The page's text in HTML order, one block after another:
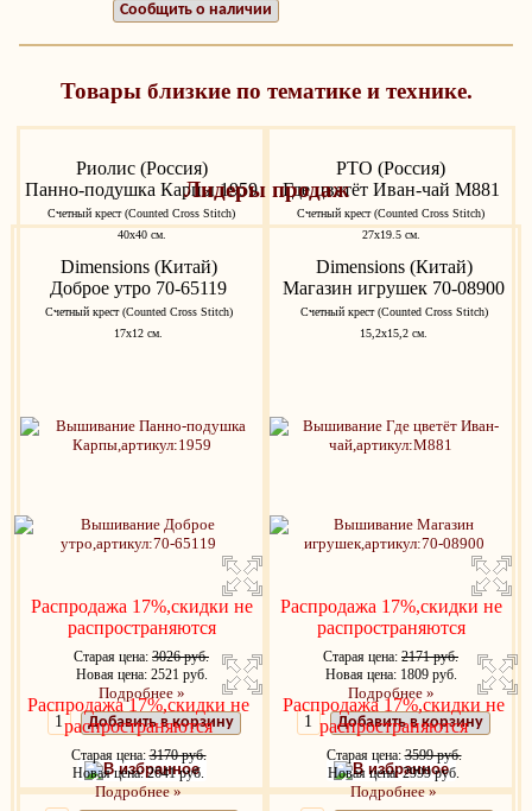
Сообщить о наличии
Товары близкие по тематике и технике.
Риолис (Россия)
Панно-подушка Карпы 1959
Счетный крест (Counted Cross Stitch)
40х40 см.
Распродажа 17%,скидки не
распространяются
Старая цена: 3026 руб.
Новая цена: 2521 руб.
Подробнее »
Добавить в корзину
В избранное
РТО (Россия)
Где цветёт Иван-чай M881
Счетный крест (Counted Cross Stitch)
27x19.5 см.
Распродажа 17%,скидки не
распространяются
Старая цена: 2171 руб.
Новая цена: 1809 руб.
Подробнее »
Добавить в корзину
В избранное
Лидеры продаж
Dimensions (Китай)
Доброе утро 70-65119
Счетный крест (Counted Cross Stitch)
17х12 см.
Распродажа 17%,скидки не
распространяются
Старая цена:3170 руб.
Новая цена: 2641 руб.
Подробнее »
Dimensions (Китай)
Магазин игрушек 70-08900
Счетный крест (Counted Cross Stitch)
15,2x15,2 см.
Распродажа 17%,скидки не
распространяются
Старая цена:3599 руб.
Новая цена: 2999 руб.
Подробнее »